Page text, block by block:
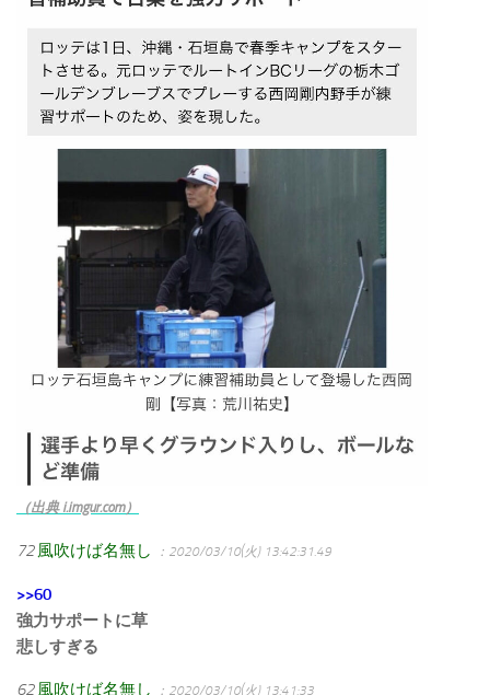
（出典 i.imgur.com）
72 風吹けば名無し ：2020/03/10(火) 13:42:31.49
>>60
強力サポートに草
悲しすぎる
62 風吹けば名無し ：2020/03/10(火) 13:41:33